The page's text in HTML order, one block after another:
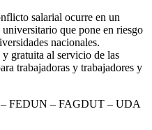
salarial ocurre en un
que pone en riesgo
nacionales.
gratuita al servicio de las
trabajadoras y trabajadores y
FEDUN – FAGDUT – UDA